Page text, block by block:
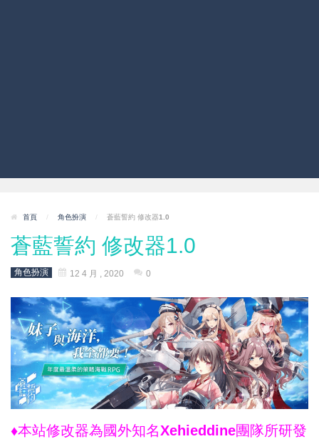
首頁 / 角色扮演 / 蒼藍誓約 修改器1.0
蒼藍誓約 修改器1.0
角色扮演 12 4 月 , 2020 0
♦本站修改器為國外知名Xehieddine團隊所研發